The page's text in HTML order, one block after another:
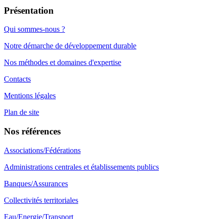
Présentation
Qui sommes-nous ?
Notre démarche de développement durable
Nos méthodes et domaines d'expertise
Contacts
Mentions légales
Plan de site
Nos références
Associations/Fédérations
Administrations centrales et établissements publics
Banques/Assurances
Collectivités territoriales
Eau/Energie/Transport